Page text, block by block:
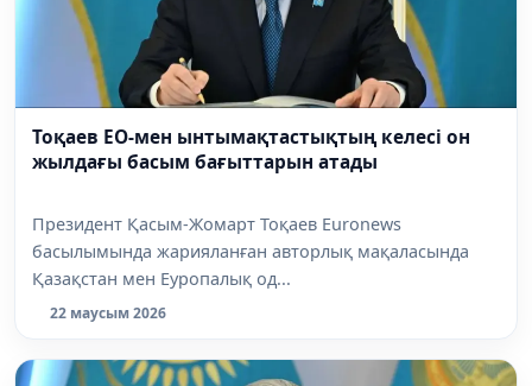
Тоқаев ЕО-мен ынтымақтастықтың келесі он
жылдағы басым бағыттарын атады
Президент Қасым-Жомарт Тоқаев Euronews
басылымында жарияланған авторлық мақаласында
Қазақстан мен Еуропалық од...
22 маусым 2026